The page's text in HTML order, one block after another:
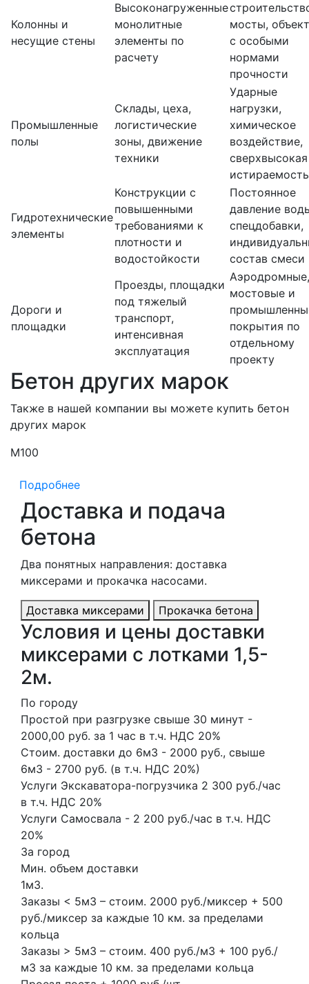
Колонны и
несущие стены
Высоконагруженные
монолитные
элементы по
расчету
мосты,
с особыми
нормами
прочности
Промышленные
полы
Склады, цеха,
логистические
зоны, движение
техники
Ударные
нагрузки,
химическое
воздействие,
сверхвысокая
истираемость
Гидротехнические
элементы
Конструкции с
повышенными
требованиями к
плотности и
водостойкости
Постоянное
давление
спецдобавки,
состав смеси
Дороги и
площадки
Проезды, площадки
под тяжелый
транспорт,
интенсивная
эксплуатация
Аэродромные,
мостовые и
покрытия по
отдельному
проекту
Бетон других марок
Также в нашей компании вы можете купить бетон
других марок
М100
Подробнее
Доставка и подача
бетона
Два понятных направления: доставка
миксерами и прокачка насосами.
Доставка миксерами Прокачка бетона
Условия и цены доставки
миксерами с лотками 1,5-
2м.
По городу
Простой при разгрузке свыше 30 минут -
2000,00 руб. за 1 час в т.ч. НДС 20%
Стоим. доставки до 6м3 - 2000 руб., свыше
6м3 - 2700 руб. (в т.ч. НДС 20%)
Услуги Экскаватора-погрузчика 2 300 руб./час
в т.ч. НДС 20%
Услуги Самосвала - 2 200 руб./час в т.ч. НДС
20%
За город
Мин. объем доставки
1м3.
Заказы < 5м3 – стоим. 2000 руб./миксер + 500
руб./миксер за каждые 10 км. за пределами
кольца
Заказы > 5м3 – стоим. 400 руб./м3 + 100 руб./
м3 за каждые 10 км. за пределами кольца